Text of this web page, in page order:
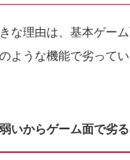
な理由は、基本ゲー
ような機能で劣って
いからゲーム面で劣る